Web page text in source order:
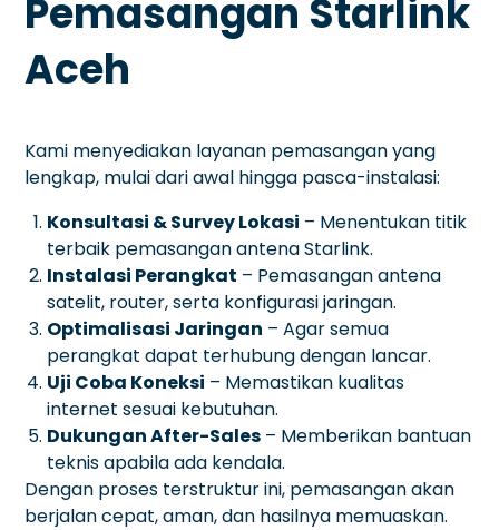
Pemasangan Starlink
Aceh
Kami menyediakan layanan pemasangan yang
lengkap, mulai dari awal hingga pasca-instalasi:
Konsultasi & Survey Lokasi – Menentukan titik
terbaik pemasangan antena Starlink.
Instalasi Perangkat – Pemasangan antena
satelit, router, serta konfigurasi jaringan.
Optimalisasi Jaringan – Agar semua
perangkat dapat terhubung dengan lancar.
Uji Coba Koneksi – Memastikan kualitas
internet sesuai kebutuhan.
Dukungan After-Sales – Memberikan bantuan
teknis apabila ada kendala.
Dengan proses terstruktur ini, pemasangan akan
berjalan cepat, aman, dan hasilnya memuaskan.